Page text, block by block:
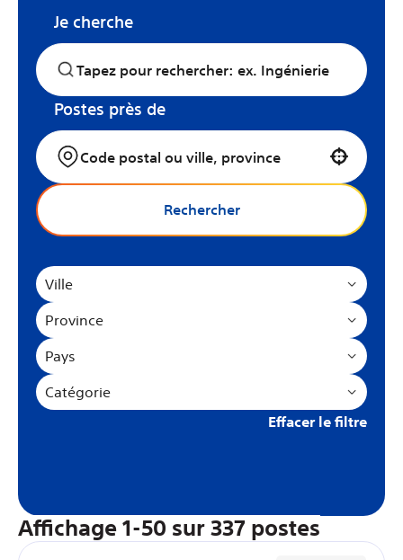
Je cherche
Postes près de
Use your location
Rechercher
Ville
Province
Pays
Catégorie
Effacer le filtre
Affichage 1-50 sur 337 postes